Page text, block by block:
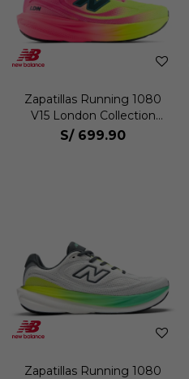
Zapatillas Running 1080
V15 London Collection
Hombre
S/ 699.90
Zapatillas Running 1080